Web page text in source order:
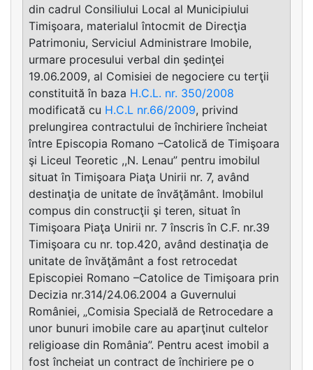
din cadrul Consiliului Local al Municipiului
Timişoara, materialul întocmit de Direcţia
Patrimoniu, Serviciul Administrare Imobile,
urmare procesului verbal din şedinţei
19.06.2009, al Comisiei de negociere cu terţii
constituită în baza H.C.L. nr. 350/2008
modificată cu H.C.L nr.66/2009, privind
prelungirea contractului de închiriere încheiat
între Episcopia Romano –Catolică de Timişoara
şi Liceul Teoretic ,,N. Lenau” pentru imobilul
situat în Timişoara Piaţa Unirii nr. 7, având
destinaţia de unitate de învăţământ. Imobilul
compus din construcţii şi teren, situat în
Timişoara Piaţa Unirii nr. 7 înscris în C.F. nr.39
Timişoara cu nr. top.420, având destinaţia de
unitate de învăţământ a fost retrocedat
Episcopiei Romano –Catolice de Timişoara prin
Decizia nr.314/24.06.2004 a Guvernului
României, „Comisia Specială de Retrocedare a
unor bunuri imobile care au aparţinut cultelor
religioase din România”. Pentru acest imobil a
fost încheiat un contract de închiriere pe o